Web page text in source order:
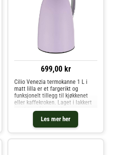
699,00 kr
Les mer her
Cilio Venezia termokanne 1 L i
matt lilla er et fargerikt og
funksjonelt tillegg til kjøkkenet
eller kaffekroken. Laget i lakkert
rustfritt stål og med
vakuumisolasjon holder den
drikken varm i opptil 12 timer og
kald i opptil 24 timer.Med praktisk